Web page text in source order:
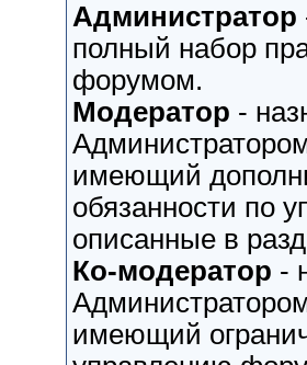
Администратор
полный набор
форумом.
Модератор -
имеющий
обязанности по
описанные в
Ко-модератор -
имеющий